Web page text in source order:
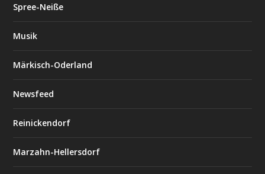
Spree-Neiße
Musik
Märkisch-Oderland
Newsfeed
Reinickendorf
Marzahn-Hellersdorf